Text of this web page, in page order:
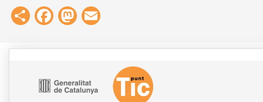
ShareFacebook
Mastodon